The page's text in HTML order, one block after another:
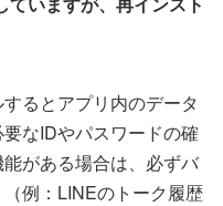
るとアプリ内のデータ
なIDやパスワードの確
がある場合は、必ずバ
例：LINEのトーク履歴